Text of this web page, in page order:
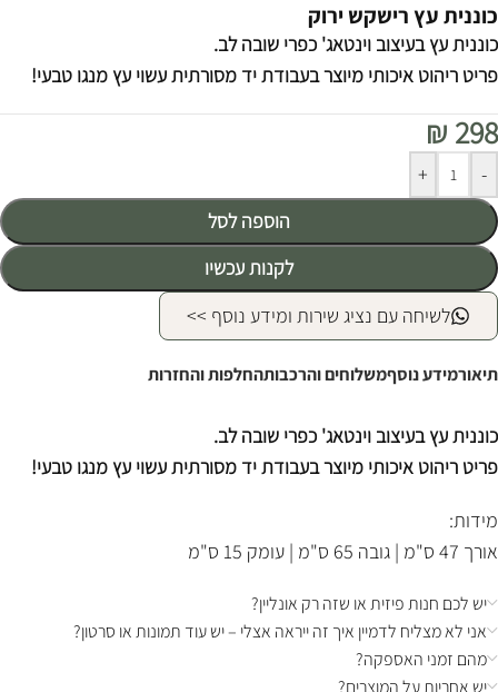
כוננית עץ רישקש ירוק
כוננית עץ בעיצוב וינטאג' כפרי שובה לב.
פריט ריהוט איכותי מיוצר בעבודת יד מסורתית עשוי עץ מנגו טבעי!
₪ 298
-
+
הוספה לסל
לקנות עכשיו
Alternative:
לשיחה עם נציג שירות ומידע נוסף >>
תיאורמידע נוסףמשלוחים והרכבותהחלפות והחזרות
כוננית עץ בעיצוב וינטאג' כפרי שובה לב.
פריט ריהוט איכותי מיוצר בעבודת יד מסורתית עשוי עץ מנגו טבעי!
מידות:
אורך 47 ס"מ | גובה 65 ס"מ | עומק 15 ס"מ
יש לכם חנות פיזית או שזה רק אונליין?
אני לא מצליח לדמיין איך זה ייראה אצלי – יש עוד תמונות או סרטון?
מהם זמני האספקה?
יש אחריות על המוצרים?